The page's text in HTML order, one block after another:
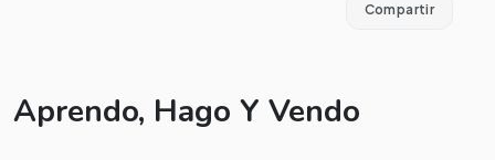
Compartir
Aprendo, Hago Y Vendo